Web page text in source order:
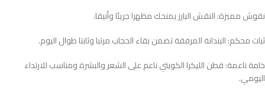
نقوش مميزة: النقش البارز يمنحك مظهرا جريئا وأنيقا.
ثبات محكم: البندانة المرفقة تضمن بقاء الحجاب مرتبا وثابتا طوال اليوم.
خامة ناعمة: قطن الليكرا الكويتي ناعم على الشعر والبشرة ومناسب للارتداء
اليومي.